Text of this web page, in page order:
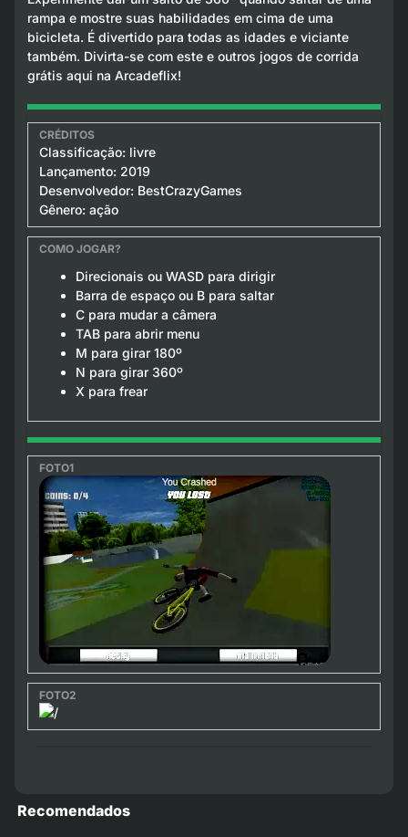
rampa e mostre suas habilidades em cima de uma
bicicleta. É divertido para todas as idades e viciante
também. Divirta-se com este e outros jogos de corrida
grátis aqui na Arcadeflix!
Classificação: livre
Lançamento: 2019
Desenvolvedor: BestCrazyGames
Gênero: ação
Direcionais ou WASD para dirigir
Barra de espaço ou B para saltar
C para mudar a câmera
TAB para abrir menu
M para girar 180º
N para girar 360º
X para frear
Recomendados